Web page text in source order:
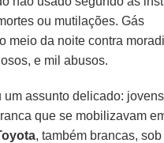
ou mutilações. Gás
meio da noite contra
e mil abusos.
um assunto delicado:
que se mobilizavam
, também brancas,